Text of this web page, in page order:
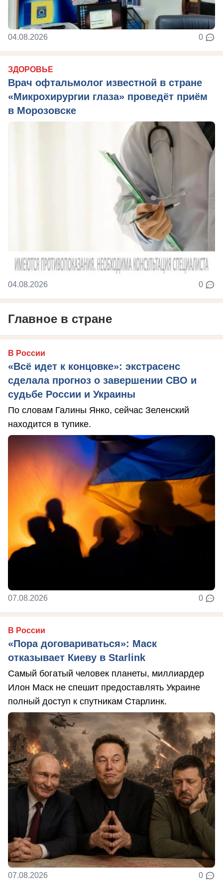
04.08.2026 0
ЗДОРОВЬЕ
Врач офтальмолог известной в стране
«Микрохирургии глаза» проведёт приём
в Морозовске
04.08.2026 0
Главное в стране
В России
«Всё идет к концовке»: экстрасенс
сделала прогноз о завершении СВО и
судьбе России и Украины
По словам Галины Янко, сейчас Зеленский
находится в тупике.
07.08.2026 0
В России
«Пора договариваться»: Маск
отказывает Киеву в Starlink
Самый богатый человек планеты, миллиардер
Илон Маск не спешит предоставлять Украине
полный доступ к спутникам Старлинк.
07.08.2026 0